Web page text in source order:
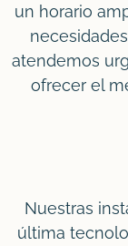
un horario
atendemos
ofrecer el
Nuestras
última